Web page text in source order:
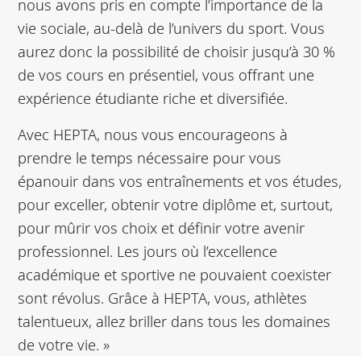
nous avons pris en compte l’importance de la
vie sociale, au-delà de l’univers du sport. Vous
aurez donc la possibilité de choisir jusqu’à 30 %
de vos cours en présentiel, vous offrant une
expérience étudiante riche et diversifiée.
Avec HEPTA, nous vous encourageons à
prendre le temps nécessaire pour vous
épanouir dans vos entraînements et vos études,
pour exceller, obtenir votre diplôme et, surtout,
pour mûrir vos choix et définir votre avenir
professionnel. Les jours où l’excellence
académique et sportive ne pouvaient coexister
sont révolus. Grâce à HEPTA, vous, athlètes
talentueux, allez briller dans tous les domaines
de votre vie. »